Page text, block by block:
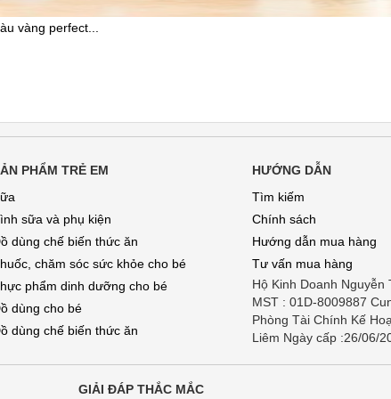
vàng perfect...
PHẨM TRẺ EM
sữa và phụ kiện
dùng chế biến thức ăn
chăm sóc sức khỏe cho bé
phẩm dinh dưỡng cho bé
dùng cho bé
dùng chế biến thức ăn
HƯỚNG DẪN
Tìm kiếm
Chính sách
Hướng dẫn mua hàng
Tư vấn mua hàng
Hộ Kinh Doanh Nguyễn
MST : 01D-8009887
Phòng Tài Chính Kế
Liêm Ngày cấp :26/06/
GIẢI ĐÁP THẮC MẮC